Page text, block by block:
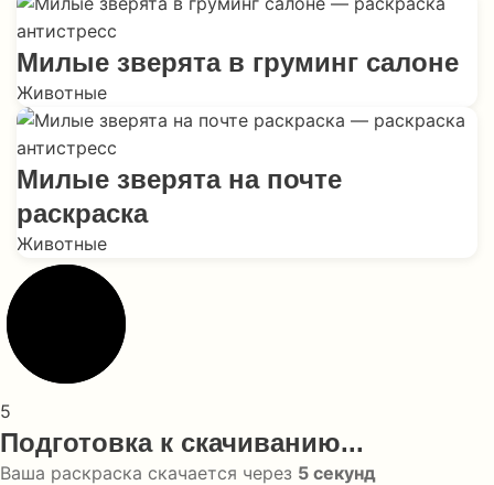
Милые зверята в груминг салоне
Животные
Милые зверята на почте
раскраска
Животные
5
Подготовка к скачиванию...
Ваша раскраска скачается через 5 секунд